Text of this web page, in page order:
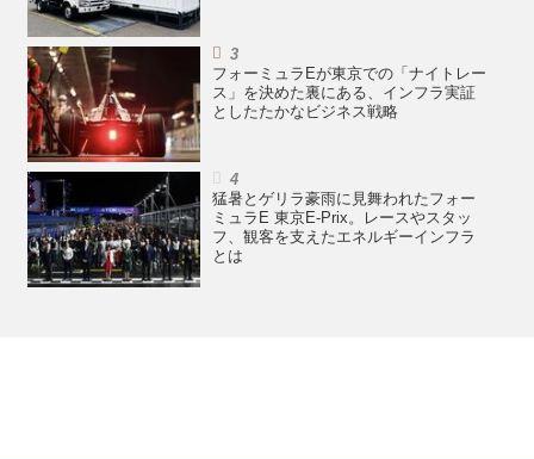
フォーミュラEが東京での「ナイトレー
ス」を決めた裏にある、インフラ実証
としたたかなビジネス戦略
猛暑とゲリラ豪雨に見舞われたフォー
ミュラE 東京E-Prix。レースやスタッ
フ、観客を支えたエネルギーインフラ
とは